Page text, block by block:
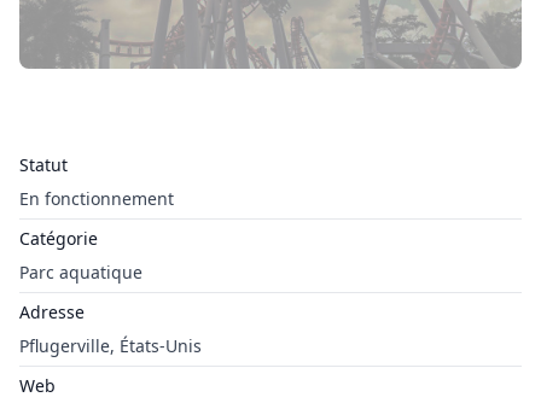
Statut
En fonctionnement
Catégorie
Parc aquatique
Adresse
Pflugerville, États-Unis
Web